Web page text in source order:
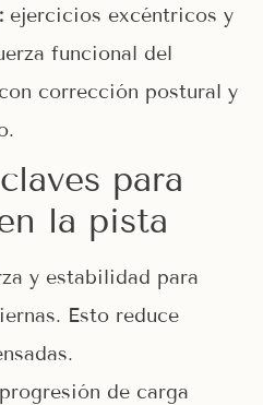
ejercicios excéntricos y
funcional del
corrección postural y
para
la pista
y estabilidad para
Esto reduce
de carga